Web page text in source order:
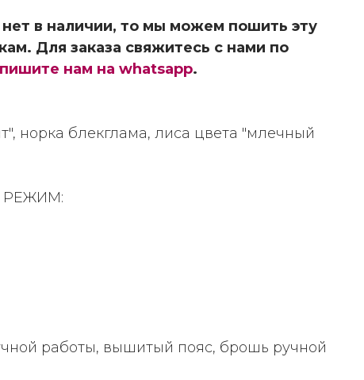
в наличии, то мы можем пошить эту
Для заказа свяжитесь с нами по
нам на whatsapp.
норка блекглама, лиса цвета "млечный
РЕЖИМ:
работы, вышитый пояс, брошь ручной